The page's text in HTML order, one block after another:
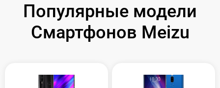
Популярные модели
Смартфонов Meizu